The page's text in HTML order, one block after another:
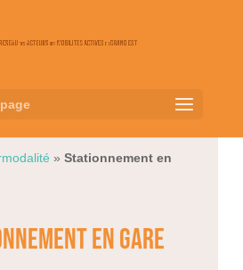
» Stationnement en
en gare